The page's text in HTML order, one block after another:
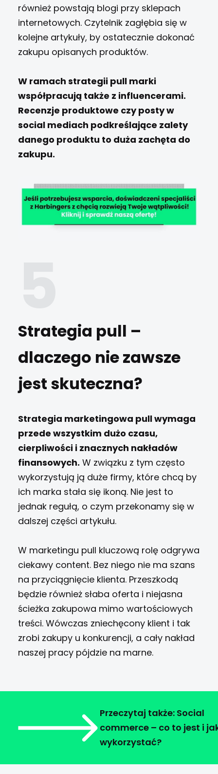
również powstają blogi przy sklepach
internetowych. Czytelnik zagłębia się w
kolejne artykuły, by ostatecznie dokonać
zakupu opisanych produktów.
W ramach strategii pull marki
współpracują także z influencerami.
Recenzje produktowe czy posty w
social mediach podkreślające zalety
danego produktu to duża zachęta do
zakupu.
Strategia pull –
dlaczego nie zawsze
jest skuteczna?
Strategia marketingowa pull wymaga
przede wszystkim dużo czasu,
cierpliwości i znacznych nakładów
finansowych. W związku z tym często
wykorzystują ją duże firmy, które chcą by
ich marka stała się ikoną. Nie jest to
jednak regułą, o czym przekonamy się w
dalszej części artykułu.
W marketingu pull kluczową rolę odgrywa
ciekawy content. Bez niego nie ma szans
na przyciągnięcie klienta. Przeszkodą
będzie również słaba oferta i niejasna
ścieżka zakupowa mimo wartościowych
treści. Wówczas zniechęcony klient i tak
zrobi zakupy u konkurencji, a cały nakład
naszej pracy pójdzie na marne.
Przeczytaj także: Social
commerce – co to jest i
wykorzystać?